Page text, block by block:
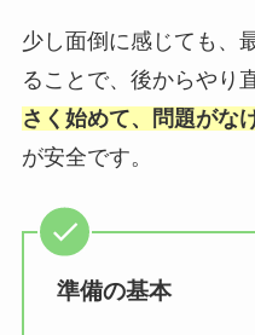
少し面倒に感じても、
ることで、後からやり
さく始めて、問題がな
が安全です。
準備の基本